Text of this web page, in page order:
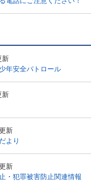
新
年安全パトロール
新
新
より
新
・犯罪被害防止関連情報